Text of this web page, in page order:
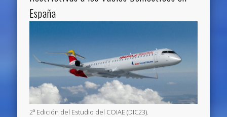
España
2ª Edición del Estudio del COIAE (DIC23).